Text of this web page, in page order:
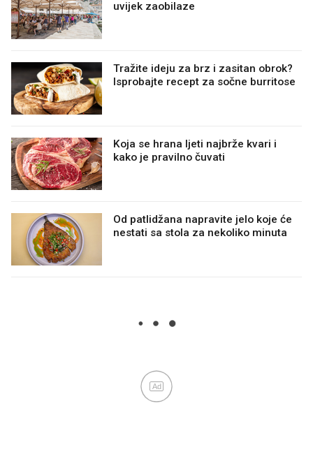
uvijek zaobilaze
Tražite ideju za brz i zasitan obrok?
Isprobajte recept za sočne burritose
Koja se hrana ljeti najbrže kvari i
kako je pravilno čuvati
Od patlidžana napravite jelo koje će
nestati sa stola za nekoliko minuta
Ad